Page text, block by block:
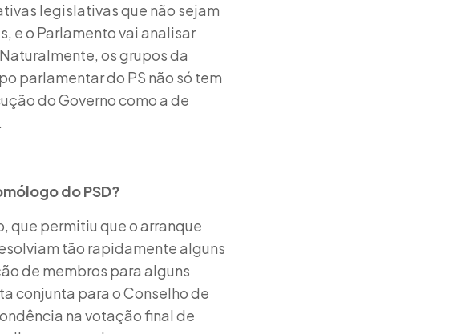
legislativas que não sejam
e o Parlamento vai analisar
os grupos da
parlamentar do PS não só tem
do Governo como a de
do PSD?
que permitiu que o arranque
tão rapidamente alguns
de membros para alguns
conjunta para o Conselho de
na votação final de